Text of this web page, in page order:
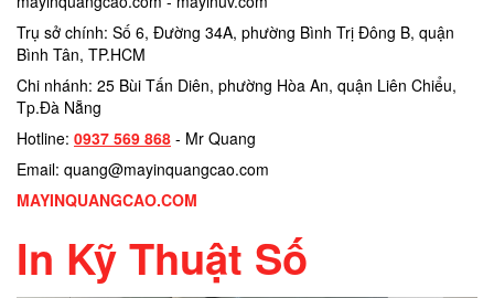
Trụ sở chính: Số 6, Đường 34A, phường Bình Trị Đông B, quận
Bình Tân, TP.HCM
Chi nhánh: 25 Bùi Tấn Diên, phường Hòa An, quận Liên Chiểu,
Tp.Đà Nẵng
Hotline: 0937 569 868 - Mr Quang
Email: quang@mayinquangcao.com
MAYINQUANGCAO.COM
In Kỹ Thuật Số